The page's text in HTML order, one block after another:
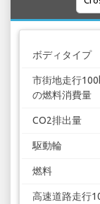
ボディタイプ
市街地走行
の燃料消費量
CO2排出量
駆動輪
燃料
高速道路走行